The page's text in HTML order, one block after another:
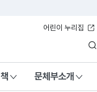
어린이 누리집
문체부소개